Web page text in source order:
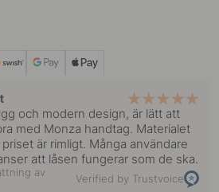
och modern design, är lätt att
med Monza handtag. Materialet
är rimligt. Många användare
att låsen fungerar som de ska.
av
Verified by Trustvoice